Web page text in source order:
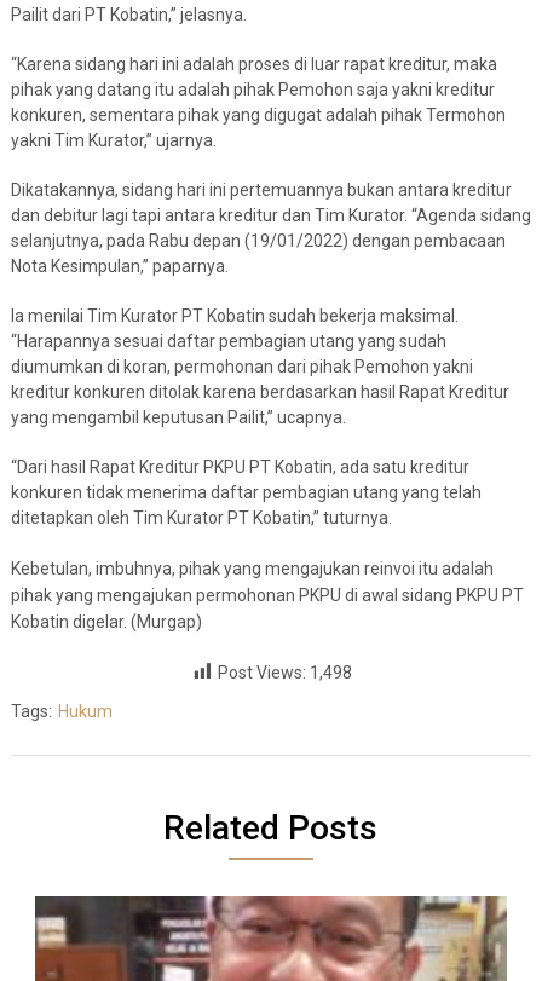
Pailit dari PT Kobatin,” jelasnya.
“Karena sidang hari ini adalah proses di luar rapat kreditur, maka
pihak yang datang itu adalah pihak Pemohon saja yakni kreditur
konkuren, sementara pihak yang digugat adalah pihak Termohon
yakni Tim Kurator,” ujarnya.
Dikatakannya, sidang hari ini pertemuannya bukan antara kreditur
dan debitur lagi tapi antara kreditur dan Tim Kurator. “Agenda sidang
selanjutnya, pada Rabu depan (19/01/2022) dengan pembacaan
Nota Kesimpulan,” paparnya.
Ia menilai Tim Kurator PT Kobatin sudah bekerja maksimal.
“Harapannya sesuai daftar pembagian utang yang sudah
diumumkan di koran, permohonan dari pihak Pemohon yakni
kreditur konkuren ditolak karena berdasarkan hasil Rapat Kreditur
yang mengambil keputusan Pailit,” ucapnya.
“Dari hasil Rapat Kreditur PKPU PT Kobatin, ada satu kreditur
konkuren tidak menerima daftar pembagian utang yang telah
ditetapkan oleh Tim Kurator PT Kobatin,” tuturnya.
Kebetulan, imbuhnya, pihak yang mengajukan reinvoi itu adalah
pihak yang mengajukan permohonan PKPU di awal sidang PKPU PT
Kobatin digelar. (Murgap)
Post Views: 1,498
Tags: Hukum
Related Posts